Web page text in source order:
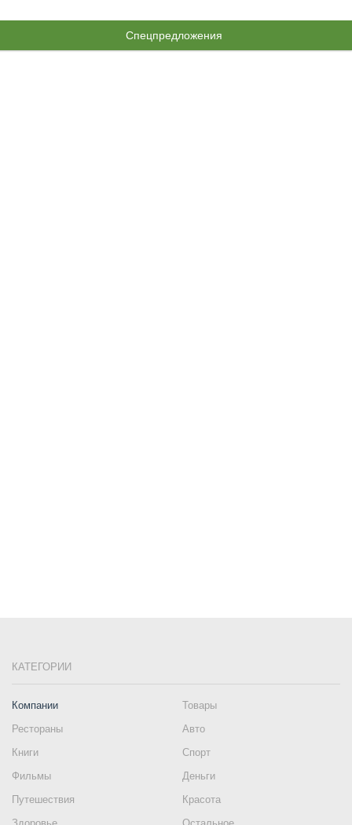
Спецпредложения
КАТЕГОРИИ
Компании
Товары
Рестораны
Авто
Книги
Спорт
Фильмы
Деньги
Путешествия
Красота